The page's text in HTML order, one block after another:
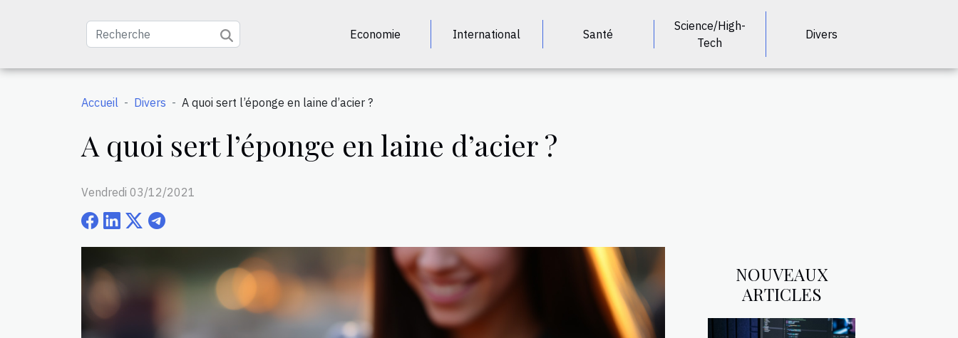
Economie International Santé
Science/High-
Tech
Divers
Accueil Divers A quoi sert l’éponge en laine d’acier ?
A quoi sert l’éponge en laine d’acier ?
Vendredi 03/12/2021
NOUVEAUX
ARTICLES